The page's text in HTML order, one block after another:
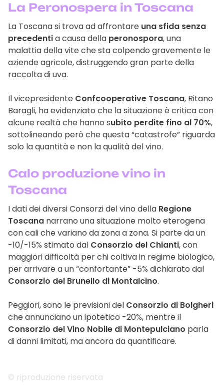
La Peronospera in Toscana
La Toscana si trova ad affrontare una sfida senza
precedentia causa della peronospora, una
malattia della vite che sta colpendo gravemente le
aziende agricole, distruggendo gran parte della
raccolta di uva.
Il vicepresidente Confcooperative Toscana, Ritano
Baragli, ha evidenziato che la situazione è critica con
alcune realtà che hanno subito perdite fino al 70%,
sottolineando però che questa “catastrofe” riguarda
solo la quantità e non la qualità del vino.
Calo produzione vino in
Toscana
I dati dei diversi Consorzi del vino della Regione
Toscana narrano una situazione molto eterogena
con cali che variano da zona a zona. Si parte da un
-10/-15% stimato dal Consorzio del Chianti, con
maggiori difficoltà per chi coltiva in regime biologico,
per arrivare a un “confortante” -5% dichiarato dal
Consorzio del Brunello di Montalcino.
Peggiori, sono le previsioni del Consorzio di Bolgheri
che annunciano un ipotetico -20%, mentre il
Consorzio del Vino Nobile di Montepulciano parla
di danni limitati, ma ancora da quantificare.
© riproduzione riservata